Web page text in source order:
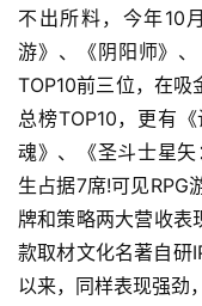
不出所料，今年10
游》、《阴阳师》
TOP10前三位，在吸
总榜TOP10，更有
魂》、《圣斗士星
生占据7席!可见RPG
牌和策略两大营收表
款取材文化名著自研
以来，同样表现强劲